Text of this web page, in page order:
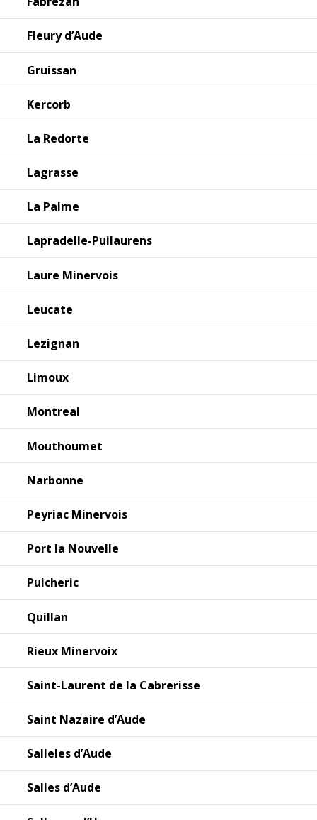
Fleury d’Aude
Gruissan
Kercorb
La Redorte
Lagrasse
La Palme
Lapradelle-Puilaurens
Laure Minervois
Leucate
Lezignan
Limoux
Montreal
Mouthoumet
Narbonne
Peyriac Minervois
Port la Nouvelle
Puicheric
Quillan
Rieux Minervoix
Saint-Laurent de la Cabrerisse
Saint Nazaire d’Aude
Salleles d’Aude
Salles d’Aude